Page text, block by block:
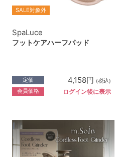
SALE対象外
SpaLuce
フットケアハーフパッド
定価 4,158円 (税込)
会員価格 ログイン後に表示